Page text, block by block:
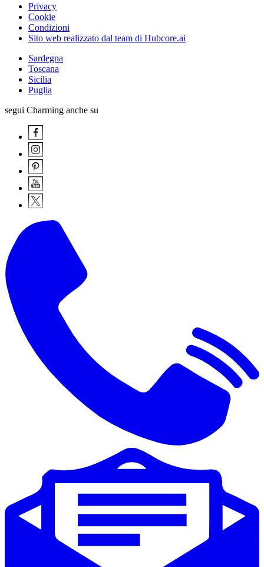
Privacy
Cookie
Condizioni
Sito web realizzato dal team di Hubcore.ai
Sardegna
Toscana
Sicilia
Puglia
segui Charming anche su